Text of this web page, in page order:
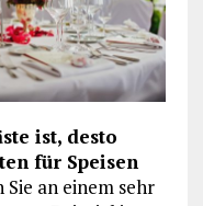
ist, desto
für Speisen
an einem sehr